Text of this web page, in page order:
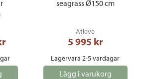
seagrass Ø150 cm
Atleve
5 995 kr
Lagervara 2-5 vardagar
Lägg i varukorg